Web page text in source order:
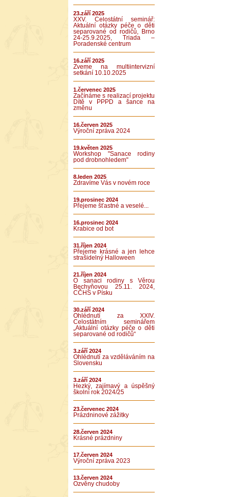
23.září 2025
XXV. Celostátní seminář:
Aktuální otázky péče o děti
separované od rodičů, Brno
24-25.9.2025, Triada –
Poradenské centrum
16.září 2025
Zveme na multiintervizní
setkání 10.10.2025
1.červenec 2025
Začínáme s realizací projektu
Dítě v PPPD a šance na
změnu
16.červen 2025
Výroční zpráva 2024
19.květen 2025
Workshop "Sanace rodiny
pod drobnohledem"
8.leden 2025
Zdravíme Vás v novém roce
19.prosinec 2024
Přejeme šťastné a veselé...
16.prosinec 2024
Krabice od bot
31.říjen 2024
Přejeme krásné a jen lehce
strašidelný Halloween
21.říjen 2024
O sanaci rodiny s Věrou
Bechyňovou 25.11. 2024,
CČHS v Písku
30.září 2024
Ohlédnutí za XXIV.
Celostátním seminářem
„Aktuální otázky péče o děti
separované od rodičů“
3.září 2024
Ohlédnutí za vzděláváním na
Slovensku
3.září 2024
Hezký, zajímavý a úspěšný
školní rok 2024/25
23.červenec 2024
Prázdninové zážitky
28.červen 2024
Krásné prázdniny
17.červen 2024
Výroční zpráva 2023
13.červen 2024
Ozvěny chudoby